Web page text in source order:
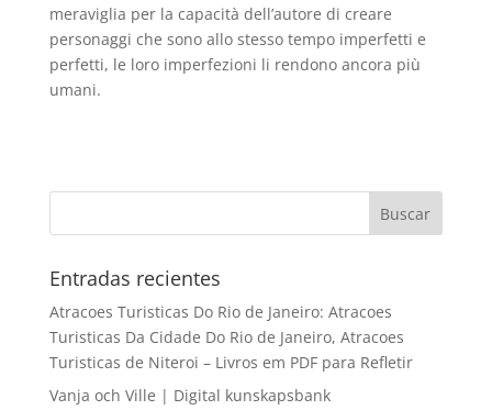
meraviglia per la capacità dell’autore di creare
personaggi che sono allo stesso tempo imperfetti e
perfetti, le loro imperfezioni li rendono ancora più
umani.
Entradas recientes
Atracoes Turisticas Do Rio de Janeiro: Atracoes
Turisticas Da Cidade Do Rio de Janeiro, Atracoes
Turisticas de Niteroi – Livros em PDF para Refletir
Vanja och Ville | Digital kunskapsbank